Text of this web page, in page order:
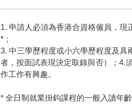
1. 申請人必須為香港合資格僱員，
*；
3. 中三學歷程度或小六學歷程度及
者，按面試表現決定取錄與否）；4.
作工作有興趣。
* 全日制就業掛鈎課程的一般入讀年